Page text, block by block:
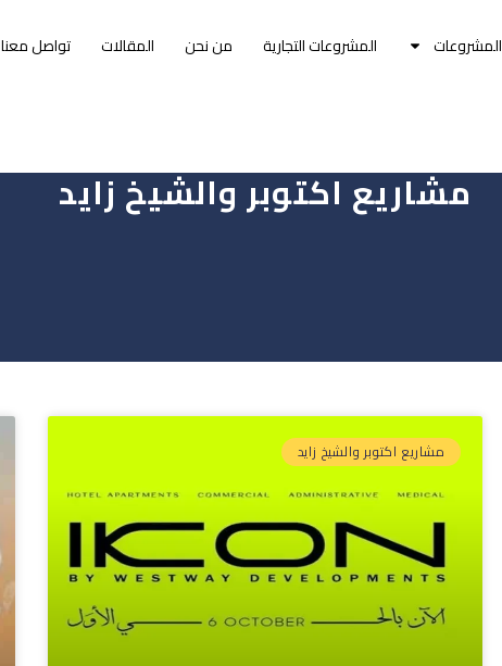
المشروعات المشروعات التجارية من نحن المقالات تواصل معنا
مشاريع اكتوبر والشيخ زايد
مشاريع اكتوبر والشيخ زايد